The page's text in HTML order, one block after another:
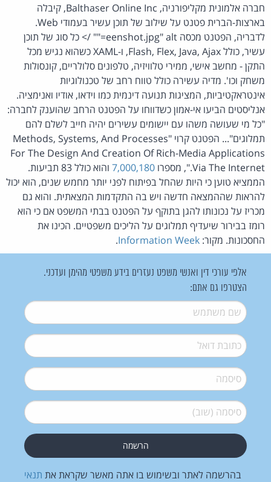
חברה אלמונית מקליפורניה, Balthaser Online Inc, קיבלה
בארצות-הברית פטנט על שילוב של תוכן עשיר בעמודי Web.
לדבריה, הפטנט מכסה eenshot.jpg" alt="" /> כל סוג של תוכן
עשיר, כולל Flash, Flex, Java, Ajax, ו-XAML כשהוא נגיש מכל
התקן - מחשב אישי, ממירי טלוויזיה, טלפונים סלולריים, קונסולות
משחק וכו'. מדיה עשירה כולל טווח רחב של טכנולוגיות
אינטראקטיביות, המציגות תנועה דינמית כמו וידאו, אודיו ואנימציה.
אנליסטים הביעו אי-אמון כשדווחו על הפטנט הרחב שהוענק לחברה:
"כל מי שעושה משהו עם יישומים עשירים יהיה חייב לשלם להם
תמלוגים"... הפטנט קרוי "Methods, Systems, And Processes
For The Design And Creation Of Rich-Media Applications
Via The Internet.", מספרו
7,000,180
והוא כולל 83 תביעות.
הממציא טוען כי היות שהחל בפיתוח לפני יותר מחמש שנים, הוא יכול
להראות שההמצאה חדשה ויש בה התקדמות המצאתית. והוא גם
מכריז על נכונותו להגן בתוקף על הפטנט בבתי המשפט אם כי הוא
רומז בבירור שיעדיף תמלוגים על הליכים משפטיים. הכינו את
החסכונות. מקור: Information Week
.
אלפי עורכי דין ואנשי משפט נעזרים בידע משפטי מהימן ועדכני.
הצטרפו גם אתם:
שם משתמש*
דואל*
סיסמה*
סיסמה (שוב)*
בהרשמה לאתר ובשימוש בו אתה מאשר שקראת את תנאי